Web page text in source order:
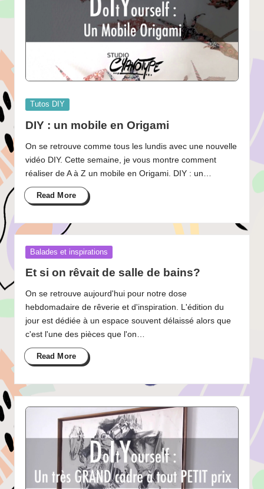
Posted
Tutos DIY
DIY : un mobile en Origami
On se retrouve comme tous les lundis avec une nouvelle
vidéo DIY. Cette semaine, je vous montre comment
réaliser de A à Z un mobile en Origami. DIY : un…
Read More
Posted
Balades et inspirations
Et si on rêvait de salle de bains?
On se retrouve aujourd'hui pour notre dose
hebdomadaire de rêverie et d'inspiration. L'édition du
jour est dédiée à un espace souvent délaissé alors que
c'est l'une des pièces que l'on…
Read More